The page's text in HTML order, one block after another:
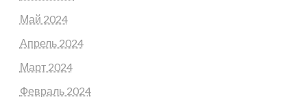
Май 2024
Апрель 2024
Март 2024
Февраль 2024